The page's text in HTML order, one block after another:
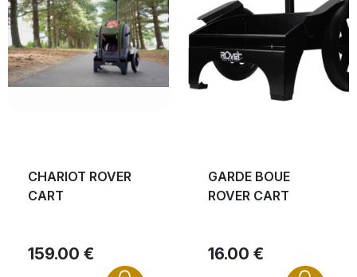
CHARIOT ROVER
CART
159.00 €
GARDE BOUE
ROVER CART
16.00 €